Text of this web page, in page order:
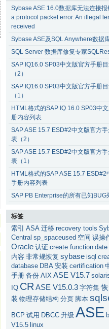
Sybase ASE 16.0数据库无法连接
a protocol packet error. An illegal
received
Sybase ASE及SQL Anywhere数据
SQL Server 数据库修复专家
SAP IQ16.0 SP03中文版官方手册
（2）
SAP IQ16.0 SP03中文版官方手册
（1）
HTML格式的SAP IQ 16.0 SP03中
册内容列表
SAP ASE 15.7 ESD#2中文版官方手
表（2）
SAP ASE 15.7 ESD#2中文版官方手
表（1）
HTML格式的SAP ASE 15.7 ESD#2
手册内容列表
SAP PB Enterprise的所有已知BUG
标签
索引 ASA 迁移 recovery tools
Central sp_spaceused 空间 误操
Oracle 认证 create function date
内容 非常规恢复 sybase isql
database DBA 安装 certification
手册 备份 AIX ASE V15.7
IQ CR ASE V15.0.3 字符集
装 物理存储结构 分页 脚本
BCP 试用 DBCC 升级 ASE
V15.5 linux